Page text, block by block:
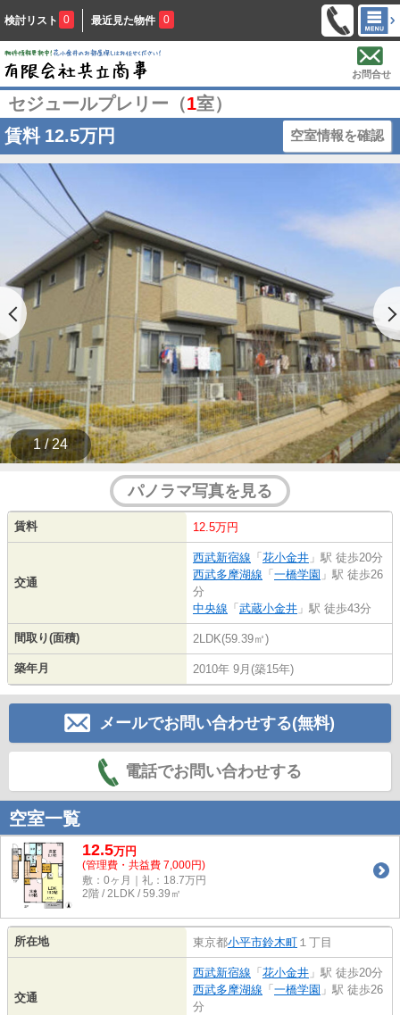
検討リスト 0 最近見た物件 0
お問合せ
セジュールプレリー（1室）
賃料 12.5万円 空室情報を確認
1 / 24
パノラマ写真を見る
賃料 12.5万円
交通
西武新宿線 「 花小金井 」駅 徒歩20分
西武多摩湖線 「 一橋学園 」駅 徒歩26
分
中央線 「 武蔵小金井 」駅 徒歩43分
間取り(面積) 2LDK(59.39㎡)
築年月 2010年 9月(築15年)
メールでお問い合わせする(無料)
電話でお問い合わせする
空室一覧
12.5万円
(管理費・共益費 7,000円)
敷：0ヶ月｜礼：18.7万円
2階 / 2LDK / 59.39㎡
所在地 東京都小平市鈴木町 １丁目
交通
西武新宿線 「 花小金井 」駅 徒歩20分
西武多摩湖線 「 一橋学園 」駅 徒歩26
分